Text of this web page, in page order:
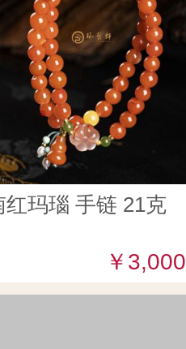
红玛瑙 手链 21克
￥3,000